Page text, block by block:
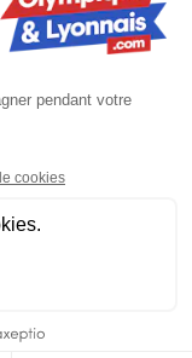
aurait
pas ! Son
! EPW
- 69009 Lyon